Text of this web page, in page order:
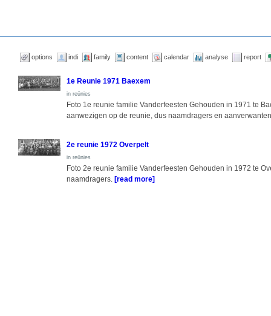
options indi family content calendar analyse report
1e Reunie 1971 Baexem
in reünies
Foto 1e reunie familie Vanderfeesten Gehouden in 1971 te
aanwezigen op de reunie, dus naamdragers en
2e reunie 1972 Overpelt
in reünies
Foto 2e reunie familie Vanderfeesten Gehouden in 1972 te
naamdragers. [read more]